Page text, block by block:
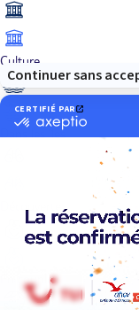
Culture
Dans les îles
Découverte
En couple